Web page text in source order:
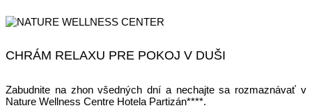
CHRÁM RELAXU PRE POKOJ V DUŠI
Zabudnite na zhon všedných dní a nechajte sa rozmaznávať v
Nature Wellness Centre Hotela Partizán****.